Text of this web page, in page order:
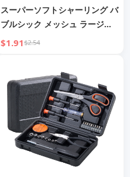
スーパーソフトシャーリング バ
ブルシック メッシュ ラージイ
ンテストン ヘアリング
$1.91$2.54